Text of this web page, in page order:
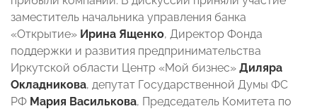
заместитель начальника управления банка
«Открытие» Ирина Ященко, Директор Фонда
поддержки и развития предпринимательства
Иркутской области Центр «Мой бизнес» Диляра
Окладникова, депутат Государственной Думы ФС
РФ Мария Василькова, Председатель Комитета по